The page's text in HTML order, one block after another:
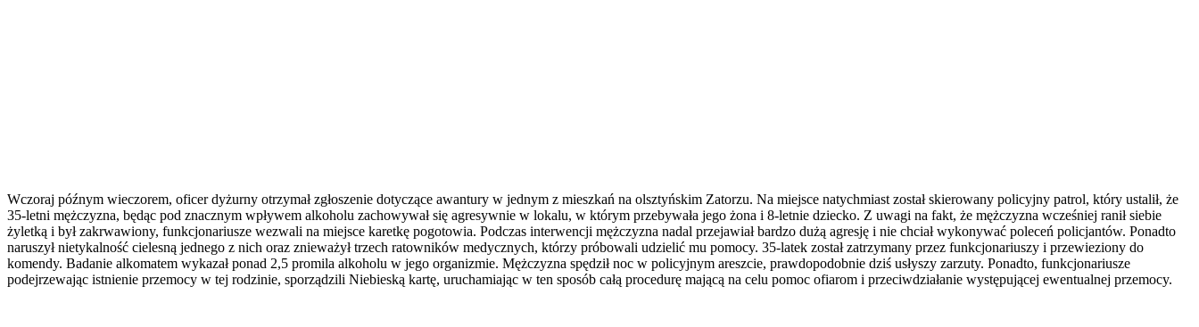
Wczoraj późnym wieczorem, oficer dyżurny otrzymał zgłoszenie dotyczące awantury w jednym z mieszkań na olsztyńskim Zatorzu. Na miejsce natychmiast został skierowany policyjny patrol, który ustalił, że
35-letni mężczyzna, będąc pod znacznym wpływem alkoholu zachowywał się agresywnie w lokalu, w którym przebywała jego żona i 8-letnie dziecko. Z uwagi na fakt, że mężczyzna wcześniej ranił siebie
żyletką i był zakrwawiony, funkcjonariusze wezwali na miejsce karetkę pogotowia. Podczas interwencji mężczyzna nadal przejawiał bardzo dużą agresję i nie chciał wykonywać poleceń policjantów. Ponadto
naruszył nietykalność cielesną jednego z nich oraz znieważył trzech ratowników medycznych, którzy próbowali udzielić mu pomocy. 35-latek został zatrzymany przez funkcjonariuszy i przewieziony do
komendy. Badanie alkomatem wykazał ponad 2,5 promila alkoholu w jego organizmie. Mężczyzna spędził noc w policyjnym areszcie, prawdopodobnie dziś usłyszy zarzuty. Ponadto, funkcjonariusze
podejrzewając istnienie przemocy w tej rodzinie, sporządzili Niebieską kartę, uruchamiając w ten sposób całą procedurę mającą na celu pomoc ofiarom i przeciwdziałanie występującej ewentualnej przemocy.